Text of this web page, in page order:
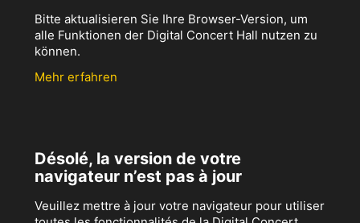
Bitte aktualisieren Sie Ihre Browser-Version, um
alle Funktionen der Digital Concert Hall nutzen zu
können.
Mehr erfahren
Désolé, la version de votre
navigateur n’est pas à jour
Veuillez mettre à jour votre navigateur pour utiliser